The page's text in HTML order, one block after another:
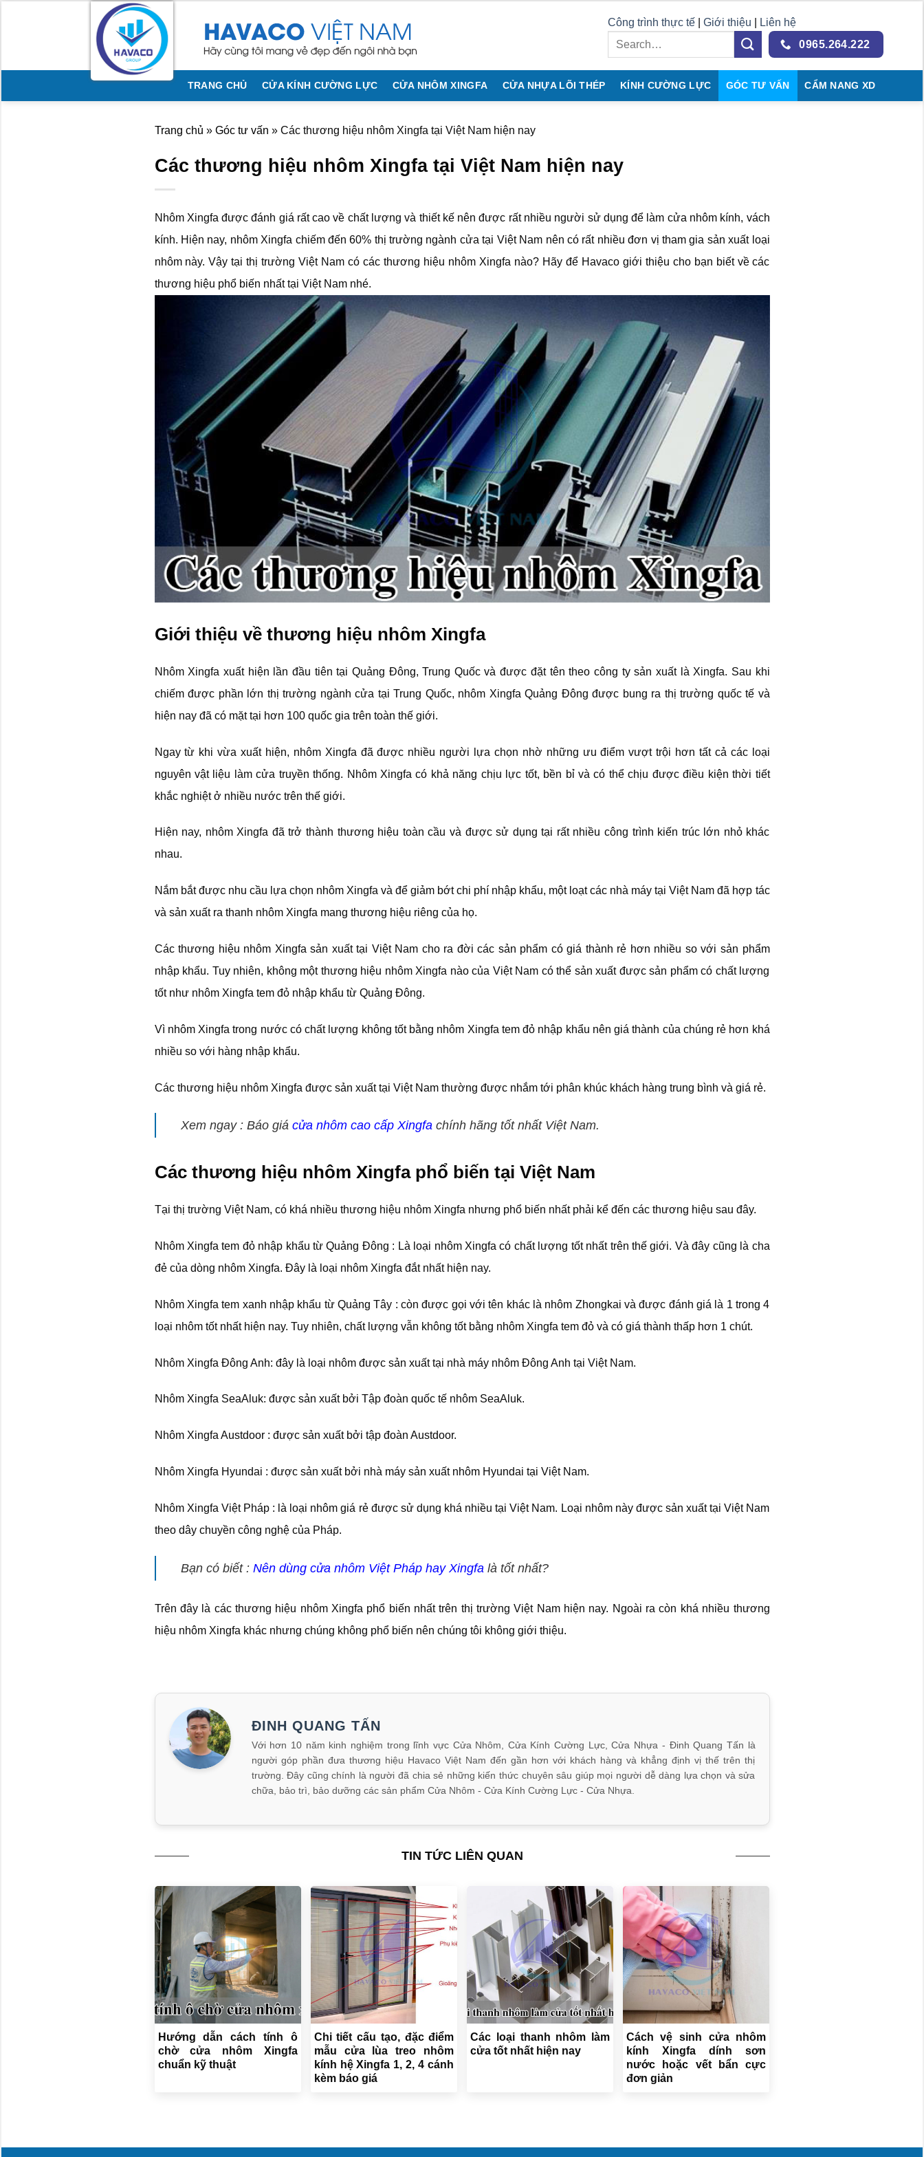
Công trình thực tế| Giới thiệu
Liên hệ
0965.264.222
TRANG CHỦ CỬA KÍNH CƯỜNG LỰC CỬA NHÔM XINGFA CỬA NHỰA LÕI THÉP KÍNH CƯỜNG LỰC GÓC TƯ VẤN CẨM NANG XD
Trang chủ » Góc tư vấn » Các thương hiệu nhôm Xingfa tại Việt Nam hiện nay
Các thương hiệu nhôm Xingfa tại Việt Nam hiện nay
Nhôm Xingfa được đánh giá rất cao về chất lượng và thiết kế nên được rất nhiều người sử dụng để làm cửa nhôm kính, vách
kính. Hiện nay, nhôm Xingfa chiếm đến 60% thị trường ngành cửa tại Việt Nam nên có rất nhiều đơn vị tham gia sản xuất loại
nhôm này. Vậy tại thị trường Việt Nam có các thương hiệu nhôm Xingfa nào? Hãy để Havaco giới thiệu cho bạn biết về các
thương hiệu phổ biến nhất tại Việt Nam nhé.
Giới thiệu về thương hiệu nhôm Xingfa
Nhôm Xingfa xuất hiện lần đầu tiên tại Quảng Đông, Trung Quốc và được đặt tên theo công ty sản xuất là Xingfa. Sau khi
chiếm được phần lớn thị trường ngành cửa tại Trung Quốc, nhôm Xingfa Quảng Đông được bung ra thị trường quốc tế và
hiện nay đã có mặt tại hơn 100 quốc gia trên toàn thế giới.
Ngay từ khi vừa xuất hiện, nhôm Xingfa đã được nhiều người lựa chọn nhờ những ưu điểm vượt trội hơn tất cả các loại
nguyên vật liệu làm cửa truyền thống. Nhôm Xingfa có khả năng chịu lực tốt, bền bỉ và có thể chịu được điều kiện thời tiết
khắc nghiệt ở nhiều nước trên thế giới.
Hiện nay, nhôm Xingfa đã trở thành thương hiệu toàn cầu và được sử dụng tại rất nhiều công trình kiến trúc lớn nhỏ khác
nhau.
Nắm bắt được nhu cầu lựa chọn nhôm Xingfa và để giảm bớt chi phí nhập khẩu, một loạt các nhà máy tại Việt Nam đã hợp tác
và sản xuất ra thanh nhôm Xingfa mang thương hiệu riêng của họ.
Các thương hiệu nhôm Xingfa sản xuất tại Việt Nam cho ra đời các sản phẩm có giá thành rẻ hơn nhiều so với sản phẩm
nhập khẩu. Tuy nhiên, không một thương hiệu nhôm Xingfa nào của Việt Nam có thể sản xuất được sản phẩm có chất lượng
tốt như nhôm Xingfa tem đỏ nhập khẩu từ Quảng Đông.
Vì nhôm Xingfa trong nước có chất lượng không tốt bằng nhôm Xingfa tem đỏ nhập khẩu nên giá thành của chúng rẻ hơn khá
nhiều so với hàng nhập khẩu.
Các thương hiệu nhôm Xingfa được sản xuất tại Việt Nam thường được nhắm tới phân khúc khách hàng trung bình và giá rẻ.
Xem ngay : Báo giá cửa nhôm cao cấp Xingfachính hãng tốt nhất Việt Nam.
Các thương hiệu nhôm Xingfa phổ biến tại Việt Nam
Tại thị trường Việt Nam, có khá nhiều thương hiệu nhôm Xingfa nhưng phổ biến nhất phải kể đến các thương hiệu sau đây.
Nhôm Xingfa tem đỏ nhập khẩu từ Quảng Đông : Là loại nhôm Xingfa có chất lượng tốt nhất trên thế giới. Và đây cũng là cha
đẻ của dòng nhôm Xingfa. Đây là loại nhôm Xingfa đắt nhất hiện nay.
Nhôm Xingfa tem xanh nhập khẩu từ Quảng Tây : còn được gọi với tên khác là nhôm Zhongkai và được đánh giá là 1 trong 4
loại nhôm tốt nhất hiện nay. Tuy nhiên, chất lượng vẫn không tốt bằng nhôm Xingfa tem đỏ và có giá thành thấp hơn 1 chút.
Nhôm Xingfa Đông Anh: đây là loại nhôm được sản xuất tại nhà máy nhôm Đông Anh tại Việt Nam.
Nhôm Xingfa SeaAluk: được sản xuất bởi Tập đoàn quốc tế nhôm SeaAluk.
Nhôm Xingfa Austdoor : được sản xuất bởi tập đoàn Austdoor.
Nhôm Xingfa Hyundai : được sản xuất bởi nhà máy sản xuất nhôm Hyundai tại Việt Nam.
Nhôm Xingfa Việt Pháp : là loại nhôm giá rẻ được sử dụng khá nhiều tại Việt Nam. Loại nhôm này được sản xuất tại Việt Nam
theo dây chuyền công nghệ của Pháp.
Bạn có biết : Nên dùng cửa nhôm Việt Pháp hay Xingfa là tốt nhất?
Trên đây là các thương hiệu nhôm Xingfa phổ biến nhất trên thị trường Việt Nam hiện nay. Ngoài ra còn khá nhiều thương
hiệu nhôm Xingfa khác nhưng chúng không phổ biến nên chúng tôi không giới thiệu.
ĐINH QUANG TẤN
Với hơn 10 năm kinh nghiệm trong lĩnh vực Cửa Nhôm, Cửa Kính Cường Lực, Cửa Nhựa - Đinh Quang Tấn là
người góp phần đưa thương hiệu Havaco Việt Nam đến gần hơn với khách hàng và khẳng định vị thế trên thị
trường. Đây cũng chính là người đã chia sẻ những kiến thức chuyên sâu giúp mọi người dễ dàng lựa chọn và sửa
chữa, bảo trì, bảo dưỡng các sản phẩm Cửa Nhôm - Cửa Kính Cường Lực - Cửa Nhựa.
TIN TỨC LIÊN QUAN
Hướng dẫn cách tính ô
chờ cửa nhôm Xingfa
chuẩn kỹ thuật
Chi tiết cấu tạo, đặc điểm
mẫu cửa lùa treo nhôm
kính hệ Xingfa 1, 2, 4 cánh
kèm báo giá
Các loại thanh nhôm làm
cửa tốt nhất hiện nay
Cách vệ sinh cửa nhôm
kính Xingfa dính sơn
nước hoặc vết bẩn cực
đơn giản